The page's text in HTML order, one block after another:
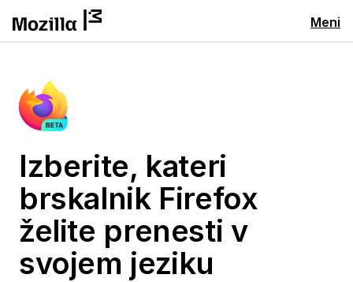
Meni
Izberite, kateri
brskalnik Firefox
želite prenesti v
svojem jeziku